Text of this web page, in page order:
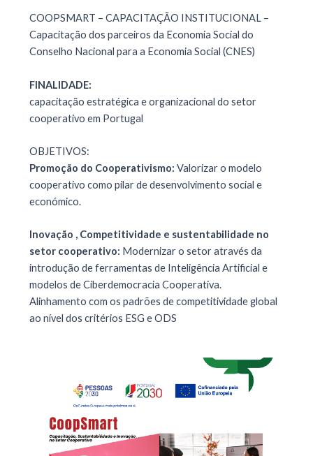
COOPSMART – CAPACITAÇÃO INSTITUCIONAL –
Capacitação dos parceiros da Economia Social do
Conselho Nacional para a Economia Social (CNES)
FINALIDADE:
capacitação estratégica e organizacional do setor
cooperativo em Portugal
OBJETIVOS:
Promoção do Cooperativismo: Valorizar o modelo
cooperativo como pilar de desenvolvimento social e
económico.
Inovação , Competitividade e sustentabilidade no
setor cooperativo: Modernizar o setor através da
introdução de ferramentas de Inteligência Artificial e
modelos de Ciberdemocracia Cooperativa.
Alinhamento com os padrões de competitividade global
ao nível dos critérios ESG e ODS